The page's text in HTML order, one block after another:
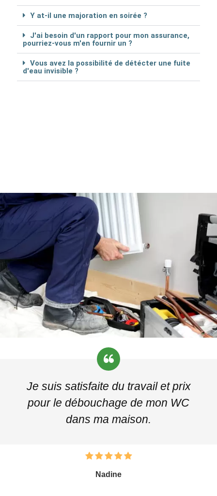
Y at-il une majoration en soirée ?
J'ai besoin d'un rapport pour mon assurance,
pourriez-vous m'en fournir un ?
Vous avez la possibilité de détécter une fuite
d'eau invisible ?
Je suis satisfaite du travail et prix
pour le débouchage de mon WC
dans ma maison.
Nadine